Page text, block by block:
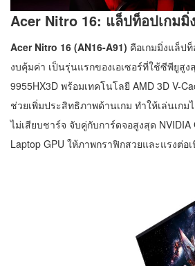
Acer Nitro 16: แล็ปท็อปเกมมิ่
Acer Nitro 16 (AN16-A91) คือเกมมิ่งแล็ป
งบคุ้มค่า เป็นรุ่นแรกของเอเซอร์ที่ใช้ซีพียูสู
9955HX3D พร้อมเทคโนโลยี AMD 3D V-
ช่วยเพิ่มประสิทธิภาพด้านเกม ทำให้เล่นเก
ไม่เสียบชาร์จ จับคู่กับการ์ดจอสูงสุด NVIDIA
Laptop GPU ให้ภาพกราฟิกสวยและแรงต่อเ